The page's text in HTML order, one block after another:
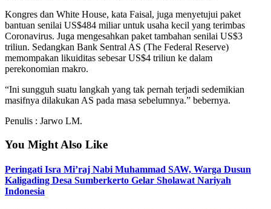
Kongres dan White House, kata Faisal, juga menyetujui paket
bantuan senilai US$484 miliar untuk usaha kecil yang terimbas
Coronavirus. Juga mengesahkan paket tambahan senilai US$3
triliun. Sedangkan Bank Sentral AS (The Federal Reserve)
memompakan likuiditas sebesar US$4 triliun ke dalam
perekonomian makro.
“Ini sungguh suatu langkah yang tak pernah terjadi sedemikian
masifnya dilakukan AS pada masa sebelumnya.” bebernya.
Penulis : Jarwo LM.
You Might Also Like
Peringati Isra Mi’raj Nabi Muhammad SAW, Warga Dusun
Kaligading Desa Sumberkerto Gelar Sholawat Nariyah
Indonesia